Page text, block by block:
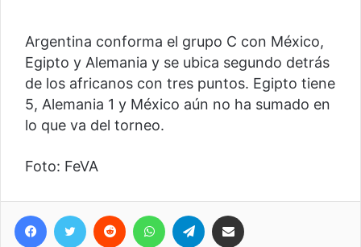
Argentina conforma el grupo C con México,
Egipto y Alemania y se ubica segundo detrás
de los africanos con tres puntos. Egipto tiene
5, Alemania 1 y México aún no ha sumado en
lo que va del torneo.
Foto: FeVA
Facebook
Twitter Reddit WhatsAppTelegram